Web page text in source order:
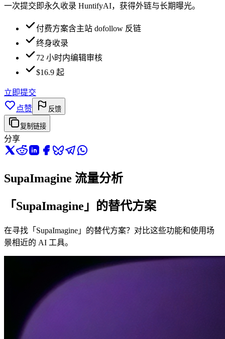
一次提交即永久收录 HuntifyAI，获得外链与长期曝光。
付费方案含主站 dofollow 反链
终身收录
72 小时内编辑审核
$16.9 起
立即提交
点赞
反馈
复制链接
分享
SupaImagine 流量分析
「SupaImagine」的替代方案
在寻找「SupaImagine」的替代方案？对比这些功能和使用场
景相近的 AI 工具。